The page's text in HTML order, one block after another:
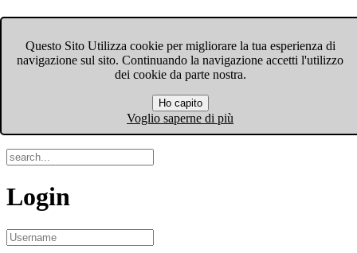
Questo Sito Utilizza cookie per migliorare la tua esperienza di
navigazione sul sito. Continuando la navigazione accetti l'utilizzo
dei cookie da parte nostra.
Ho capito
Voglio saperne di più
Menu
Login